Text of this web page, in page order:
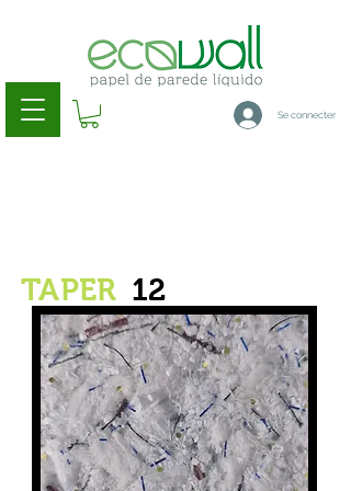
Se connecter
TAPER 12